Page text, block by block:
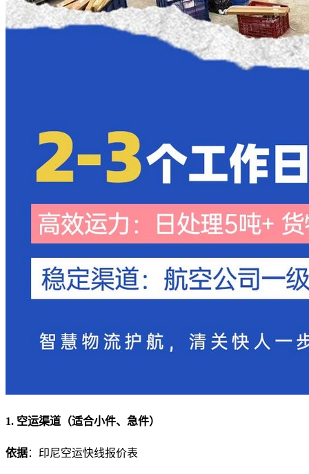
1. 空运渠道（适合小件、急件）
依据：印尼空运快线报价表